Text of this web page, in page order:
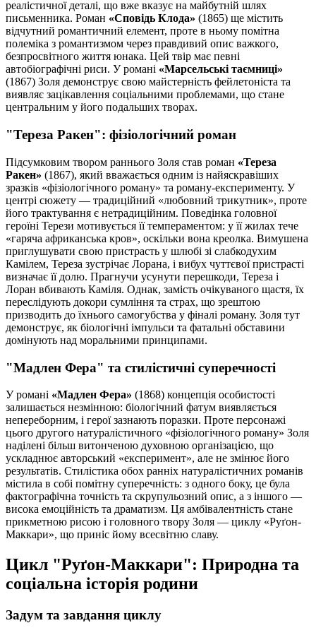
реалістичної деталі, що вже вказує на майбутній шлях
письменника. Роман «Сповідь Клода» (1865) ще містить
відчутний романтичний елемент, проте в ньому помітна
полеміка з романтизмом через правдивий опис важкого,
безпросвітного життя юнака. Цей твір має певні
автобіографічні риси. У романі «Марсельські таємниці»
(1867) Золя демонструє свою майстерність фейлетоніста та
виявляє зацікавлення соціальними проблемами, що стане
центральним у його подальших творах.
"Тереза Ракен": фізіологічний роман
Підсумковим твором раннього Золя став роман «Тереза
Ракен» (1867), який вважається одним із найяскравіших
зразків «фізіологічного роману» та роману-експерименту. У
центрі сюжету — традиційний «любовний трикутник», проте
його трактування є нетрадиційним. Поведінка головної
героїні Терези мотивується її темпераментом: у її жилах тече
«гаряча африканська кров», оскільки вона креолка. Вимушена
приглушувати свою пристрасть у шлюбі зі слабкодухим
Камілем, Тереза зустрічає Лорана, і вибух чуттєвої пристрасті
визначає її долю. Прагнучи усунути перешкоди, Тереза і
Лоран вбивають Каміля. Однак, замість очікуваного щастя, їх
переслідують докори сумління та страх, що зрештою
призводить до їхнього самогубства у фіналі роману. Золя тут
демонструє, як біологічні імпульси та фатальні обставини
домінують над моральними принципами.
"Мадлен Фера" та стилістичні суперечності
У романі «Мадлен Фера» (1868) концепція особистості
залишається незмінною: біологічний фатум виявляється
непереборним, і герої зазнають поразки. Проте персонажі
цього другого натуралістичного «фізіологічного роману» Золя
наділені більш витонченою духовною організацією, що
ускладнює авторський «експеримент», але не змінює його
результатів. Стилістика обох ранніх натуралістичних романів
містила в собі помітну суперечність: з одного боку, це була
фактографічна точність та скрупульозний опис, а з іншого —
висока емоційність та драматизм. Ця амбівалентність стане
прикметною рисою і головного твору Золя — циклу «Руґон-
Маккари», що приніс йому всесвітню славу.
Цикл "Руґон-Маккари": Природна та
соціальна історія родини
Задум та завдання циклу